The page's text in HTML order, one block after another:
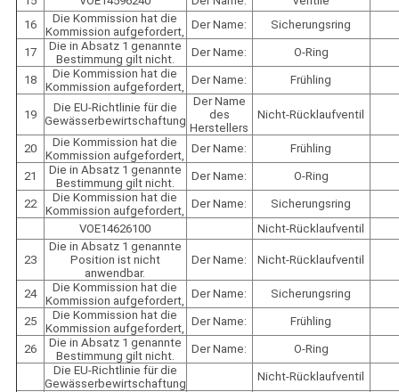
16
Die Kommission hat die
Kommission aufgefordert,
Der Name: Sicherungsring
17
Die in Absatz 1 genannte
Bestimmung gilt nicht.
Der Name: O-Ring
18
Die Kommission hat die
Kommission aufgefordert,
Der Name: Frühling
19
Die EU-Richtlinie für die
Gewässerbewirtschaftung
Der Name
des
Herstellers
Nicht-Rücklaufventil
20
Die Kommission hat die
Kommission aufgefordert,
Der Name: Frühling
21
Die in Absatz 1 genannte
Bestimmung gilt nicht.
Der Name: O-Ring
22
Die Kommission hat die
Kommission aufgefordert,
Der Name:
Sicherungsring
VOE14626100
Nicht-Rücklaufventil
23
Die in Absatz 1 genannte
Position ist nicht
anwendbar.
Der Name: Nicht-Rücklaufventil
24
Die Kommission hat die
Kommission aufgefordert,
Der Name: Sicherungsring
25
Die Kommission hat die
Kommission aufgefordert,
Der Name: Frühling
26
Die in Absatz 1 genannte
Bestimmung gilt nicht.
Der Name:
O-Ring
Die EU-Richtlinie für die
Gewässerbewirtschaftung
Nicht-Rücklaufventil